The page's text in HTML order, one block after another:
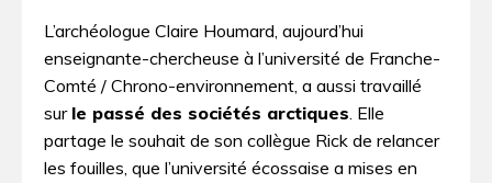
L’archéologue Claire Houmard, aujourd’hui
enseignante-chercheuse à l’université de Franche-
Comté / Chrono-environnement, a aussi travaillé
sur le passé des sociétés arctiques. Elle
partage le souhait de son collègue Rick de relancer
les fouilles, que l’université écossaise a mises en